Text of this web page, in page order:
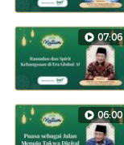
07:06
06:00